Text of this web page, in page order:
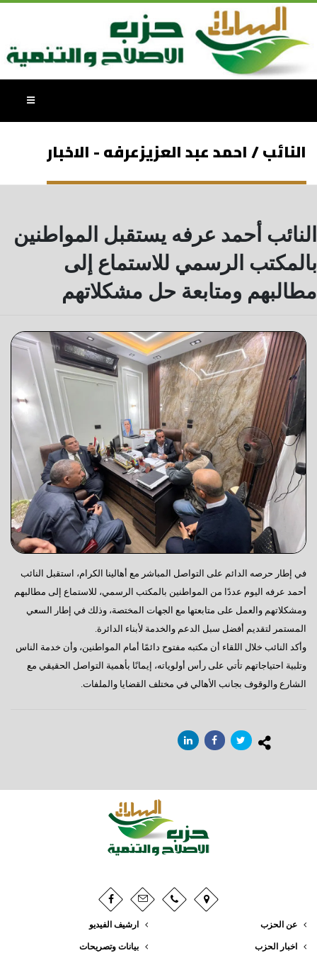
النائب / احمد عبد العزيزعرفه - الاخبار
النائب أحمد عرفه يستقبل المواطنين
بالمكتب الرسمي للاستماع إلى
مطالبهم ومتابعة حل مشكلاتهم
في إطار حرصه الدائم على التواصل المباشر مع أهالينا الكرام، استقبل النائب
أحمد عرفه اليوم عددًا من المواطنين بالمكتب الرسمي، للاستماع إلى مطالبهم
ومشكلاتهم والعمل على متابعتها مع الجهات المختصة، وذلك في إطار السعي
المستمر لتقديم أفضل سبل الدعم والخدمة لأبناء الدائرة.
وأكد النائب خلال اللقاء أن مكتبه مفتوح دائمًا أمام المواطنين، وأن خدمة الناس
وتلبية احتياجاتهم تأتي على رأس أولوياته، إيمانًا بأهمية التواصل الحقيقي مع
الشارع والوقوف بجانب الأهالي في مختلف القضايا والملفات.
عن الحزب
اخبار الحزب
ارشيف الفيديو
بيانات وتصريحات